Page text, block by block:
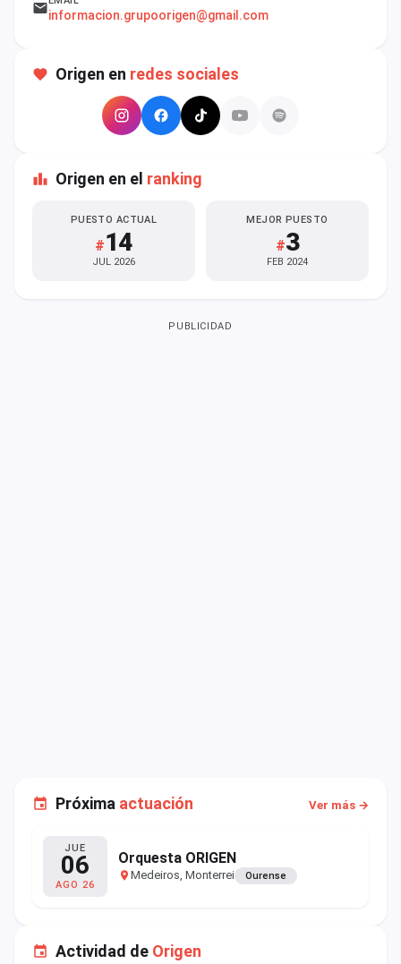
Próxima actuación Ver más →
JUE
06
AGO 26
Orquesta ORIGEN
Medeiros, Monterrei Ourense
Actividad de Origen
informacion.grupoorigen@gmail.com
Origen en redes sociales
Origen en el ranking
PUESTO ACTUAL
#14
JUL 2026
MEJOR PUESTO
#3
FEB 2024
PUBLICIDAD
cuenta